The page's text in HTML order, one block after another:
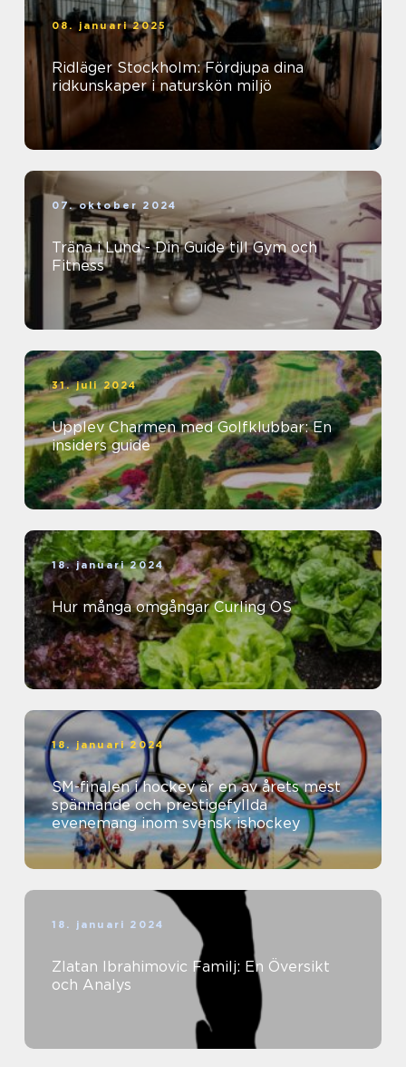
08. januari 2025
Ridläger Stockholm: Fördjupa dina
ridkunskaper i naturskön miljö
07. oktober 2024
Träna i Lund - Din Guide till Gym och
Fitness
31. juli 2024
Upplev Charmen med Golfklubbar: En
insiders guide
18. januari 2024
Hur många omgångar Curling OS
18. januari 2024
SM-finalen i hockey är en av årets mest
spännande och prestigefyllda
evenemang inom svensk ishockey
18. januari 2024
Zlatan Ibrahimovic Familj: En Översikt
och Analys